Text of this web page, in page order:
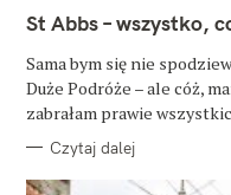
T
E
O
R
I
St Abbs – wszystko,
Sama bym się nie
Duże Podróże – ale cóż,
zabrałam prawie
Czytaj dalej